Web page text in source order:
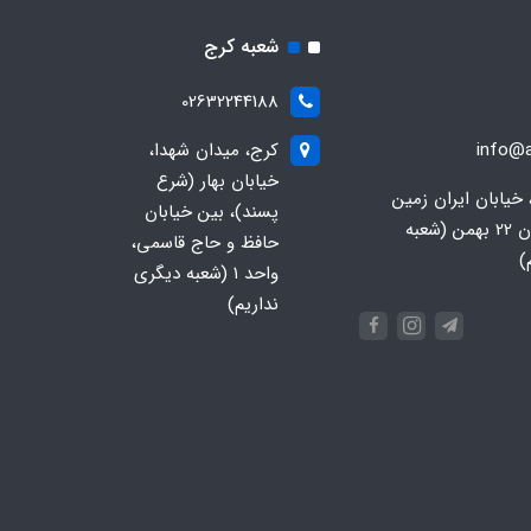
خیابان ایران زمین
جنوبی، خیابان 22 بهمن (شعبه
شعبه کرج
02632244188
کرج، میدان شهدا،
خیابان بهار (شرع
پسند)، بین خیابان
حافظ و حاج قاسمی،
واحد ۱ (شعبه دیگری
نداریم)